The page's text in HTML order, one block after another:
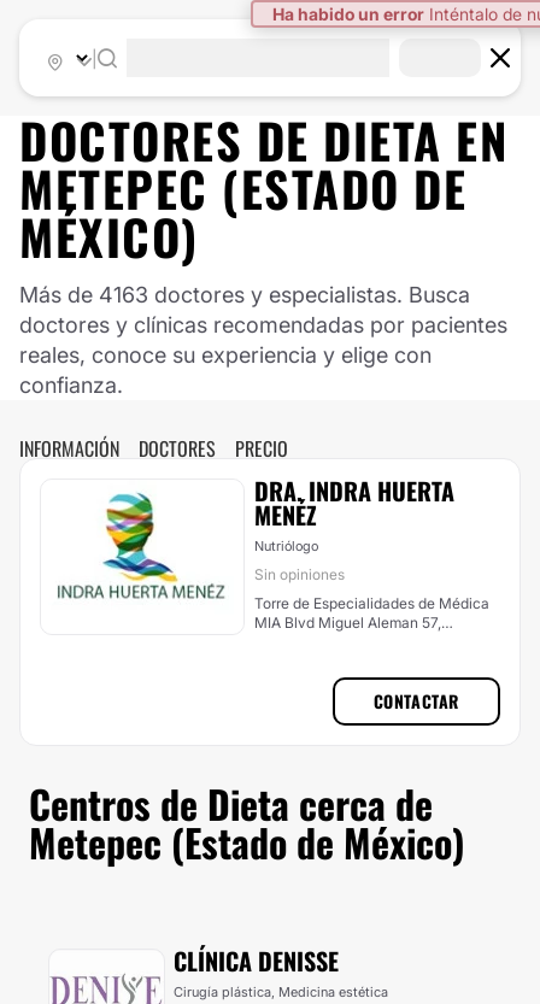
Ha habido un error Inténtalo de
DOCTORES DE DIETA EN
METEPEC (ESTADO DE
MÉXICO)
Más de 4163 doctores y especialistas. Busca
doctores y clínicas recomendadas por pacientes
reales, conoce su experiencia y elige con
confianza.
INFORMACIÓN DOCTORES PRECIO
DRA. INDRA HUERTA
MENÉZ
Nutriólogo
Sin opiniones
Torre de Especialidades de Médica
MIA Blvd Miguel Aleman 57,
CONTACTAR
Centros de Dieta cerca de
Metepec (Estado de México)
CLÍNICA DENISSE
Cirugía plástica, Medicina estética